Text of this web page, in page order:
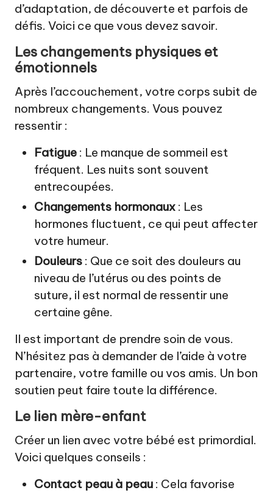
d’adaptation, de découverte et parfois de
défis. Voici ce que vous devez savoir.
Les changements physiques et
émotionnels
Après l’accouchement, votre corps subit de
nombreux changements. Vous pouvez
ressentir :
Fatigue : Le manque de sommeil est
fréquent. Les nuits sont souvent
entrecoupées.
Changements hormonaux : Les
hormones fluctuent, ce qui peut affecter
votre humeur.
Douleurs : Que ce soit des douleurs au
niveau de l’utérus ou des points de
suture, il est normal de ressentir une
certaine gêne.
Il est important de prendre soin de vous.
N’hésitez pas à demander de l’aide à votre
partenaire, votre famille ou vos amis. Un bon
soutien peut faire toute la différence.
Le lien mère-enfant
Créer un lien avec votre bébé est primordial.
Voici quelques conseils :
Contact peau à peau : Cela favorise